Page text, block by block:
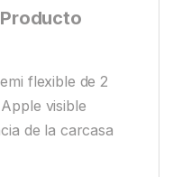
flexible de 2
visible
de la carcasa